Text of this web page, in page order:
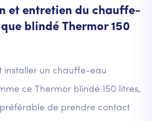
et entretien du chauffe-
blindé Thermor 150
installer un chauffe-eau
ce Thermor blindé 150 litres,
de prendre contact